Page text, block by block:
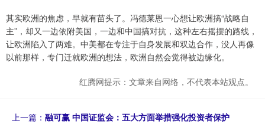
其实欧洲的焦虑，早就有苗头了。冯德莱恩一心想让欧洲搞“战略自
主”，却又一边依附美国，一边和中国搞对抗，这种左右摇摆的路线，
让欧洲陷入了两难。中美都在专注于自身发展和双边合作，没人再像
以前那样，专门迁就欧洲的想法，欧洲自然会觉得被边缘化。
红腾网提示：文章来自网络，不代表本站观点。
上一篇： 融可赢 中国证监会：五大方面举措强化投资者保护